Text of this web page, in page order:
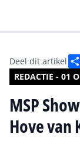
REDACTIE - 01
Deel dit artikel
MSP
Hove van